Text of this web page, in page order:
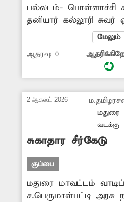
பல்லடம்- பொள்ளாச்சி
தனியார் கல்லூரி
கோழிகளை மூட்டையாக
உள்ளனர். இதனால்,
கொசுத்தொல்லை,
தொற்றுநோய்கள்
கழிவுகளைவீசுபவர்கள்
நடவடிக்கை எடுக்க
மேலும்
ஆதரவு: 0
2 ஆகஸ்ட் 2026
மதுரை
வடக்கு
சுகாதார சீர்கேடு
குப்பை
மதுரை மாவட்டம்
ச.பெருமாள்பட்டி அரசு